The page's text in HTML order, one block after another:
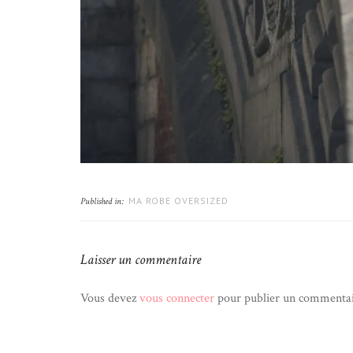
Published in: MA ROBE OVERSIZED
Laisser un commentaire
Vous devezvous connecterpour publier un